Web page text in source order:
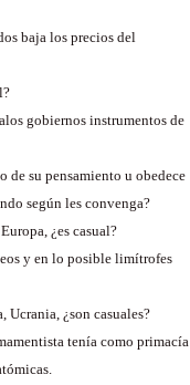
baja los precios del
gobiernos instrumentos de
de su pensamiento u obedece
según les convenga?
¿es casual?
y en lo posible limítrofes
Ucrania, ¿son casuales?
tenía como primacía